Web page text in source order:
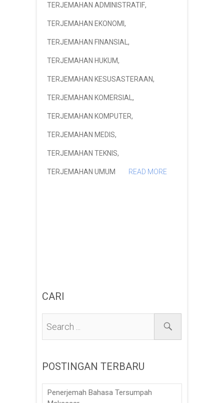
TERJEMAHAN ADMINISTRATIF,
TERJEMAHAN EKONOMI ,
TERJEMAHAN FINANSIAL ,
TERJEMAHAN HUKUM,
TERJEMAHAN KESUSASTERAAN,
TERJEMAHAN KOMERSIAL ,
TERJEMAHAN KOMPUTER,
TERJEMAHAN MEDIS,
TERJEMAHAN TEKNIS,
TERJEMAHAN UMUM READ MORE
CARI
POSTINGAN TERBARU
Penerjemah Bahasa Tersumpah